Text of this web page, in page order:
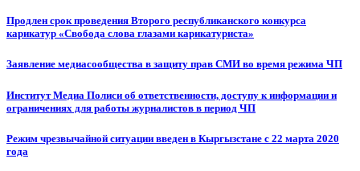
Продлен срок проведения Второго республиканского конкурса
карикатур «Свобода слова глазами карикатуриста»
Заявление медиасообщества в защиту прав СМИ во время режима ЧП
Институт Медиа Полиси об ответственности, доступу к информации и
ограничениях для работы журналистов в период ЧП
Режим чрезвычайной ситуации введен в Кыргызстане с 22 марта 2020
года